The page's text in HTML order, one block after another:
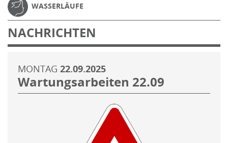
WASSERLÄUFE
NACHRICHTEN
MONTAG 22.09.2025
Wartungsarbeiten 22.09